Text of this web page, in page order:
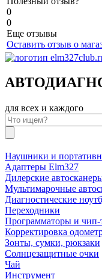
0
0
Еще отзывы
Оставить отзыв о
для всех и каждого
Наушники и
Адаптеры Elm327
Дилерские
Мультимарочные
Диагностические
Переходники
Программаторы и
Корректировка
Зонты, сумки, рюкзаки
Солнцезащитные очки
Чай
Инструмент